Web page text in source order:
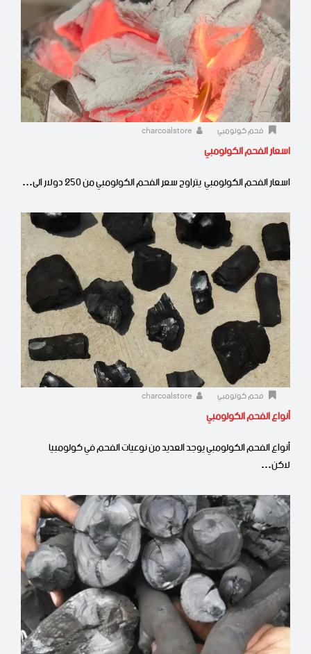
فحم كولومبي
اسعار الفحم الكولومبي
اسعار الفحم الكولومبي يتراوح سعر الفحم الكولومبي من 250 دولار الى…
فحم كولومبي
أنواع الفحم الكولومبي
أنواع الفحم الكولومبي يوجد العديد من نوعيات الفحم في كولومبيا
لاكن…